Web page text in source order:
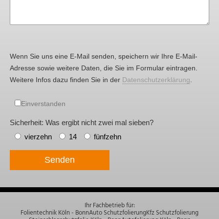
Wenn Sie uns eine E-Mail senden, speichern wir Ihre E-Mail-
Adresse sowie weitere Daten, die Sie im Formular eintragen.
Weitere Infos dazu finden Sie in der Datenschutzerklärung
Einverstanden
Sicherheit: Was ergibt nicht zwei mal sieben?
vierzehn
14 fünfzehn
Senden
Ihr Fachbetrieb für:
Folientechnik Köln - BonnAuto SchutzfolierungKfz Schutzfolierung